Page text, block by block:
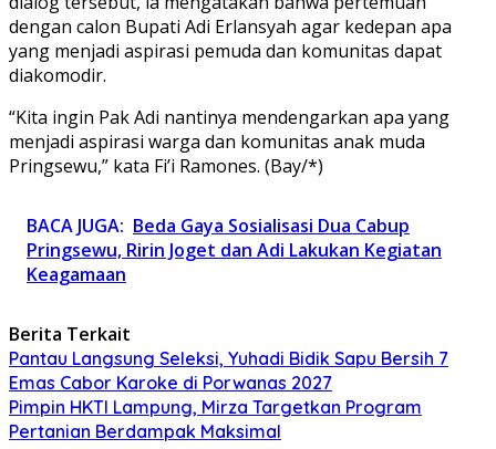
dengan calon Bupati Adi Erlansyah agar kedepan apa
yang menjadi aspirasi pemuda dan komunitas dapat
diakomodir.
“Kita ingin Pak Adi nantinya mendengarkan apa yang
menjadi aspirasi warga dan komunitas anak muda
Pringsewu,” kata Fi’i Ramones. (Bay/*)
BACA JUGA: Beda Gaya Sosialisasi Dua Cabup
Pringsewu, Ririn Joget dan Adi Lakukan Kegiatan
Keagamaan
Berita Terkait
Pantau Langsung Seleksi, Yuhadi Bidik Sapu Bersih 7
Emas Cabor Karoke di Porwanas 2027
Pimpin HKTI Lampung, Mirza Targetkan Program
Pertanian Berdampak Maksimal